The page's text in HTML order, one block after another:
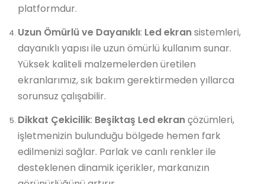
platformdur.
Uzun Ömürlü ve Dayanıklı: Led ekransistemleri,
dayanıklı yapısı ile uzun ömürlü kullanım sunar.
Yüksek kaliteli malzemelerden üretilen
ekranlarımız, sık bakım gerektirmeden yıllarca
sorunsuz çalışabilir.
Dikkat Çekicilik: Beşiktaş Led ekrançözümleri,
işletmenizin bulunduğu bölgede hemen fark
edilmenizi sağlar. Parlak ve canlı renkler ile
desteklenen dinamik içerikler, markanızın